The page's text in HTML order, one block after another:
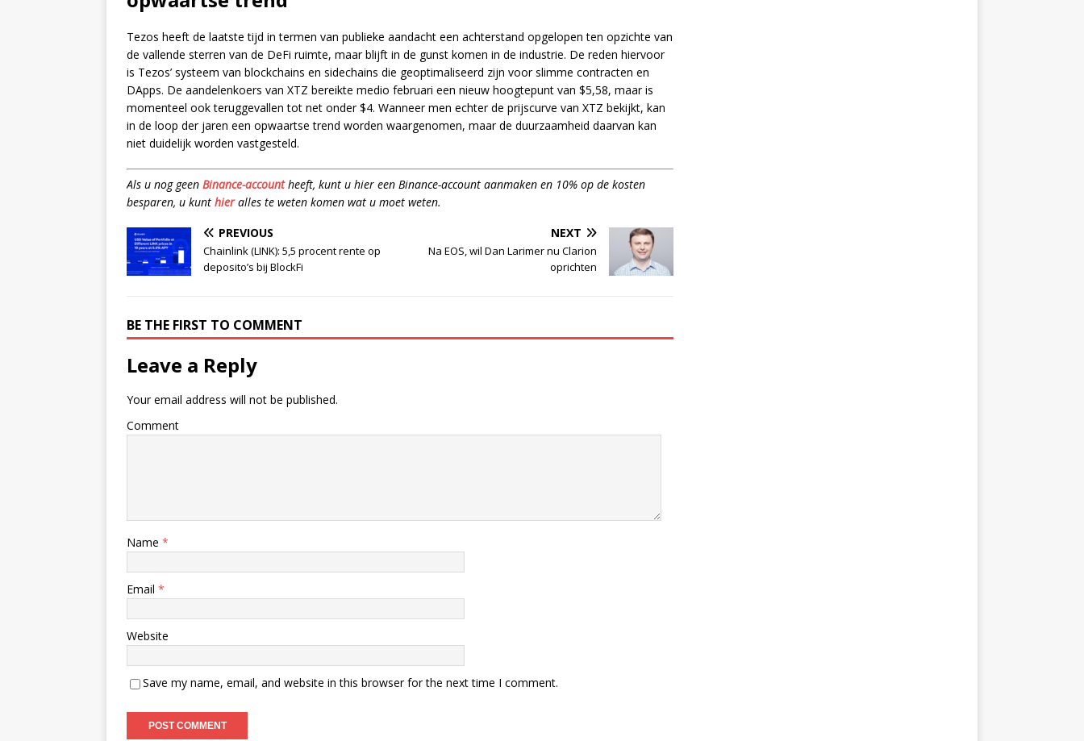
Tezos heeft de laatste tijd in termen van publieke aandacht een achterstand opgelopen ten opzichte van
de vallende sterren van de DeFi ruimte, maar blijft in de gunst komen in de industrie. De reden hiervoor
is Tezos’ systeem van blockchains en sidechains die geoptimaliseerd zijn voor slimme contracten en
DApps. De aandelenkoers van XTZ bereikte medio februari een nieuw hoogtepunt van $5,58, maar is
momenteel ook teruggevallen tot net onder $4. Wanneer men echter de prijscurve van XTZ bekijkt, kan
in de loop der jaren een opwaartse trend worden waargenomen, maar de duurzaamheid daarvan kan
niet duidelijk worden vastgesteld.
Als u nog geen Binance-accountheeft, kunt u hier een Binance-account aanmaken en 10% op de kosten
besparen, u kunt hieralles te weten komen wat u moet weten.
PREVIOUS
Chainlink (LINK): 5,5 procent rente op
deposito’s bij BlockFi
NEXT
Na EOS, wil Dan Larimer nu Clarion
oprichten
BE THE FIRST TO COMMENT
Leave a Reply
Your email address will not be published.
Comment
Name *
Email *
Website
Save my name, email, and website in this browser for the next time I comment.